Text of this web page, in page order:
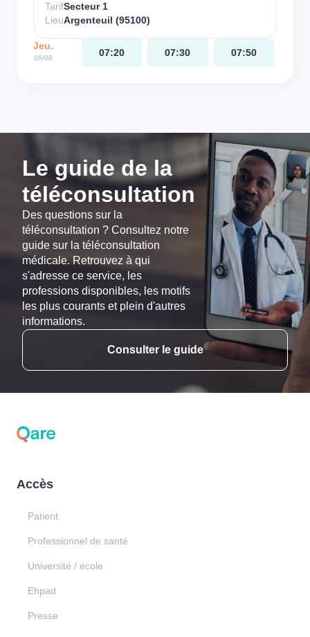
TarifSecteur 1
LieuArgenteuil (95100)
Jeu.
06/08 07:20 07:30 07:50
Le guide de la
téléconsultation
Des questions sur la
téléconsultation ? Consultez notre
guide sur la téléconsultation
médicale. Retrouvez à qui
s'adresse ce service, les
professions disponibles, les motifs
les plus courants et plein d'autres
informations.
Consulter le guide
Accès
Patient
Professionnel de santé
Université / école
Ehpad
Presse